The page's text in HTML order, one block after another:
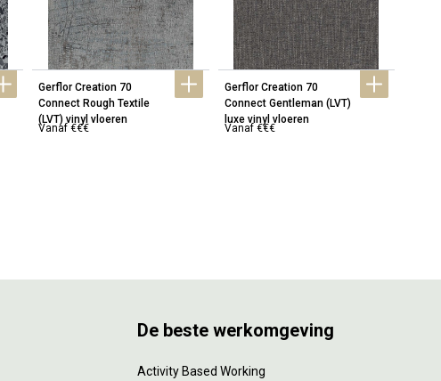
Gerflor Creation 70
Connect Rough Textile
(LVT) vinyl vloeren
Vanaf €€€
Gerflor Creation 70
Connect Gentleman (LVT)
luxe vinyl vloeren
Vanaf €€€
De beste werkomgeving
Activity Based Working